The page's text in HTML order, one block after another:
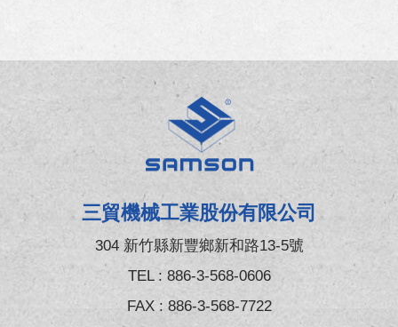
三貿機械工業股份有限公司
304 新竹縣新豐鄉新和路13-5號
TEL : 886-3-568-0606
FAX : 886-3-568-7722